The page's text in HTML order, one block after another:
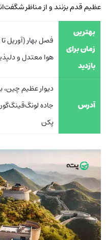
عظیم قدم بزنند و از مناظر
بهترین
زمان برای
بازدید
فصل بهار (آوریل
هوا معتدل و
آدرس
دیوار عظیم
پکن